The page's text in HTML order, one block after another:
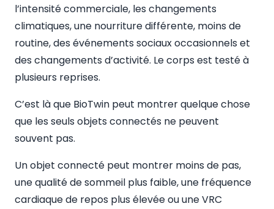
l’intensité commerciale, les changements
climatiques, une nourriture différente, moins de
routine, des événements sociaux occasionnels et
des changements d’activité. Le corps est testé à
plusieurs reprises.
C’est là que BioTwin peut montrer quelque chose
que les seuls objets connectés ne peuvent
souvent pas.
Un objet connecté peut montrer moins de pas,
une qualité de sommeil plus faible, une fréquence
cardiaque de repos plus élevée ou une VRC